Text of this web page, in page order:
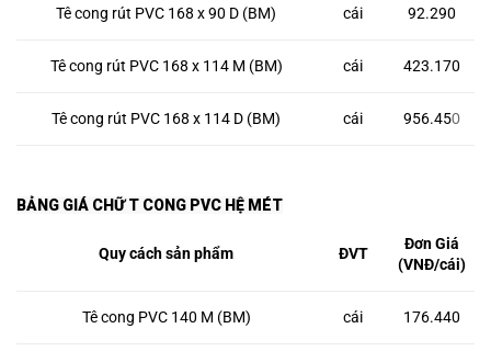
Tê cong rút PVC 168 x 90 D (BM) cái 92.290
Tê cong rút PVC 168 x 114 M (BM) cái 423.170
Tê cong rút PVC 168 x 114 D (BM) cái 956.450
BẢNG GIÁ CHỮ T CONG PVC HỆ MÉT
Quy cách sản phẩm ĐVT
Đơn Giá
(VNĐ/cái)
Tê cong PVC 140 M (BM) cái 176.440